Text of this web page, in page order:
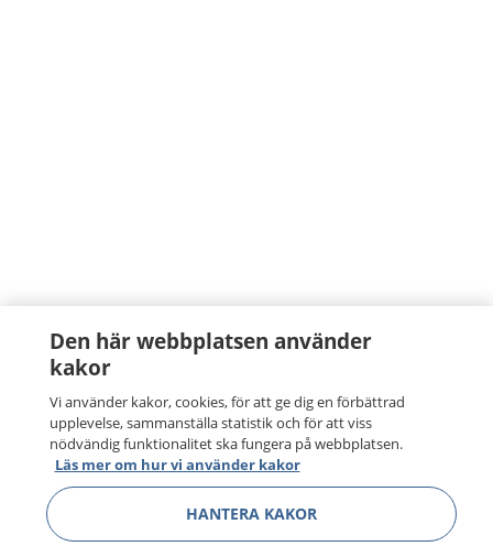
Den här webbplatsen använder
kakor
Vi använder kakor, cookies, för att ge dig en förbättrad
upplevelse, sammanställa statistik och för att viss
nödvändig funktionalitet ska fungera på webbplatsen.
Läs mer om hur vi använder kakor
HANTERA KAKOR